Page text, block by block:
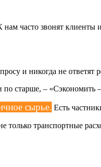
нам часто звонят клиенты
и никогда не ответят
старше, – «Сэкономить
сырье. Есть
только транспортные